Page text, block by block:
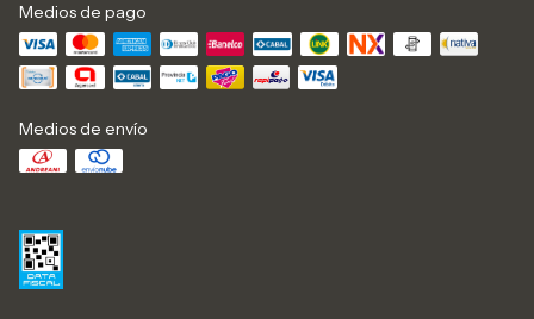
Medios de pago
Medios de envío